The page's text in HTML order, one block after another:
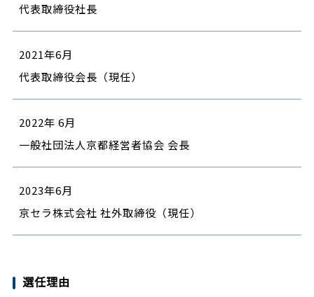
代表取締役社長
2021年6月
代表取締役会長（現任）
2022年 6月
一般社団法人京都経営者協会 会長
2023年6月
京セラ株式会社 社外取締役（現任）
選任理由